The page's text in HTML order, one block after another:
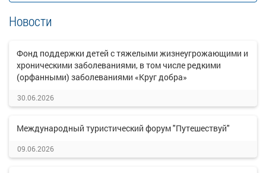
Новости
Фонд поддержки детей с тяжелыми жизнеугрожающими и
хроническими заболеваниями, в том числе редкими
(орфанными) заболеваниями «Круг добра»
30.06.2026
Международный туристический форум "Путешествуй"
09.06.2026